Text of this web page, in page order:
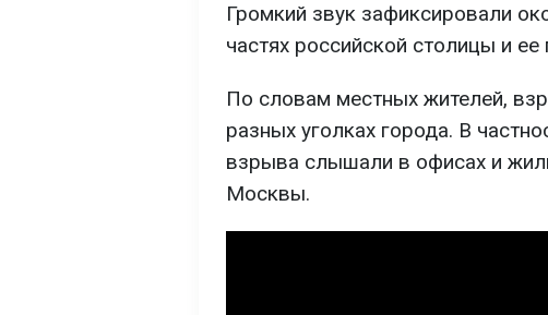
Громкий звук зафиксировали
частях российской столицы и ее
По словам местных жителей,
разных уголках города. В
взрыва слышали в офисах и
Москвы.